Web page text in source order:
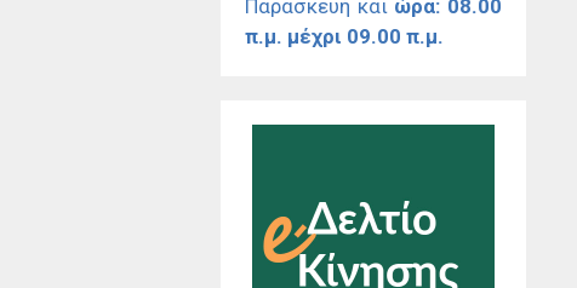
Παρασκευή και ώρα: 08.00
π.μ. μέχρι 09.00 π.μ.